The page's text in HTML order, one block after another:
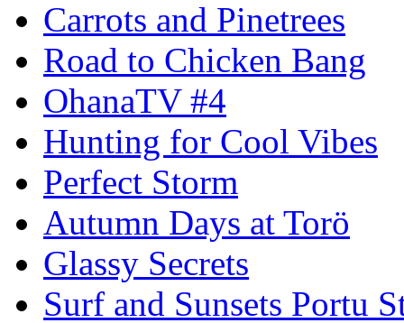
Carrots and Pinetrees
Road to Chicken Bang
OhanaTV #4
Hunting for Cool Vibes
Perfect Storm
Autumn Days at Torö
Glassy Secrets
Surf and Sunsets Portu